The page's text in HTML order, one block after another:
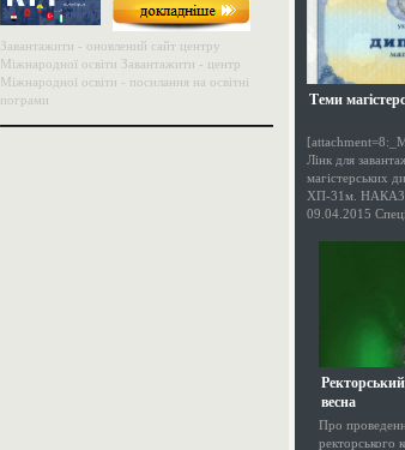
Завантажити - оновлений сайт центру
Міжнародної освіти Завантажити - центр
Міжнародної освіти - посилання на освітні
пограми
Теми
Лінк для
магістерських
ХП-31м. НАКАЗ
09.04.2015
весна
Про
ректорського